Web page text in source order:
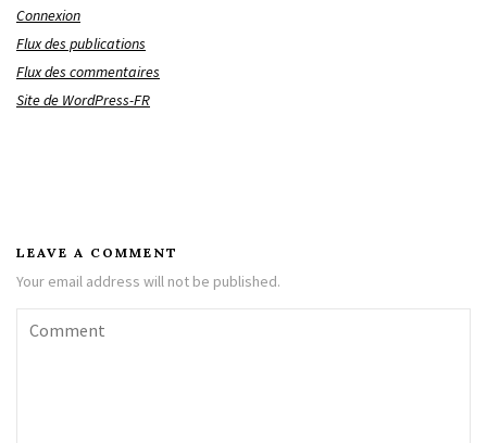
Connexion
Flux des publications
Flux des commentaires
Site de WordPress-FR
LEAVE A COMMENT
Your email address will not be published.